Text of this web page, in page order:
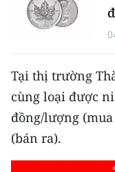
MỘT SẢN PHẨM
MEDIA CENTER
E-Magazine
Tại thị trường
cùng loại được
đồng/lượng
(bán ra).